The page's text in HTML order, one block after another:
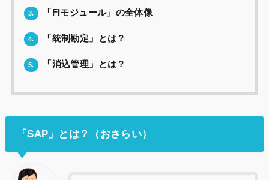
3. 「FIモジュール」の全体像
4. 「統制勘定」とは？
5. 「消込管理」とは？
「SAP」とは？（おさらい）